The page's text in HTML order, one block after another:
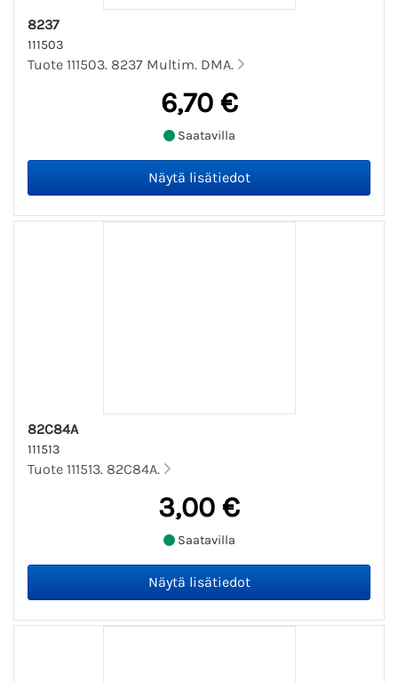
8237
111503
Tuote 111503. 8237 Multim. DMA.
6,70 €
Saatavilla
82C84A
111513
Tuote 111513. 82C84A.
3,00 €
Saatavilla